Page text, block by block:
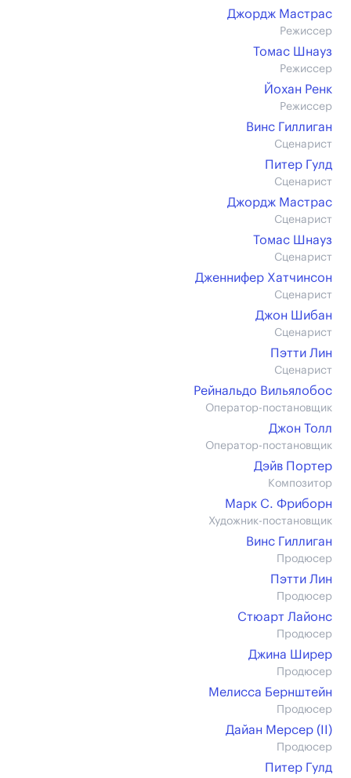
Джордж Мастрас
Режиссер
Томас Шнауз
Режиссер
Йохан Ренк
Режиссер
Винс Гиллиган
Сценарист
Питер Гулд
Сценарист
Джордж Мастрас
Сценарист
Томас Шнауз
Сценарист
Дженнифер Хатчинсон
Сценарист
Джон Шибан
Сценарист
Пэтти Лин
Сценарист
Рейнальдо Вильялобос
Оператор-постановщик
Джон Толл
Оператор-постановщик
Дэйв Портер
Композитор
Марк С. Фриборн
Художник-постановщик
Винс Гиллиган
Продюсер
Пэтти Лин
Продюсер
Стюарт Лайонс
Продюсер
Джина Ширер
Продюсер
Мелисса Бернштейн
Продюсер
Дайан Мерсер (II)
Продюсер
Питер Гулд